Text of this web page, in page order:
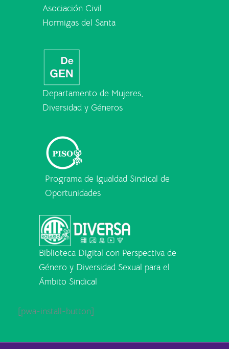
Asociación Civil
Hormigas del Santa
Departamento de Mujeres,
Diversidad y Géneros
Programa de Igualdad Sindical de
Oportunidades
Biblioteca Digital con Perspectiva de
Género y Diversidad Sexual para el
Ámbito Sindical
[pwa-install-button]